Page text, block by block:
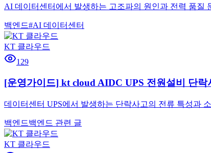
AI 데이터센터에서 발생하는 고조파의 원인과 전력 품질
백엔드#AI 데이터센터
KT 클라우드
129
[운영가이드] kt cloud AIDC UPS 전원설비 단락
데이터센터 UPS에서 발생하는 단락사고의 전류 특성과
백엔드백엔드 관련 글
KT 클라우드